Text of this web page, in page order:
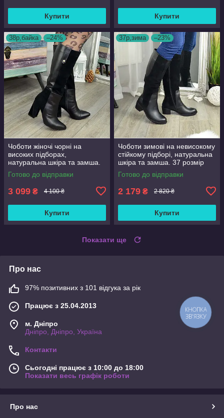
Купити Купити
38р,байка –24%
Чоботи жіночі чорні на
високих підборах,
натуральна шкіра та замша.
38 розмір
Готово до відправки
3 099 ₴ 4 100 ₴
Купити
37р,зима –23%
Чоботи зимові на невисокому
стійкому підборі, натуральна
шкіра та замша. 37 розмір
Готово до відправки
2 179 ₴ 2 820 ₴
Купити
Показати ще
Про нас
97% позитивних з 101 відгука за рік
Працює з 25.04.2013
м. Дніпро
Дніпро, Дніпро, Україна
Контакти
Сьогодні працює з 10:00 до 18:00
Показати весь графік роботи
Про нас
КНОПКА
ЗВ'ЯЗКУ